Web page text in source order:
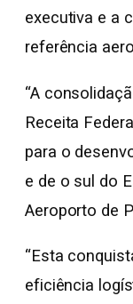
executiva e a
referência
“A
Receita
para o
e de o sul do
Aeroporto de
“Esta
eficiência